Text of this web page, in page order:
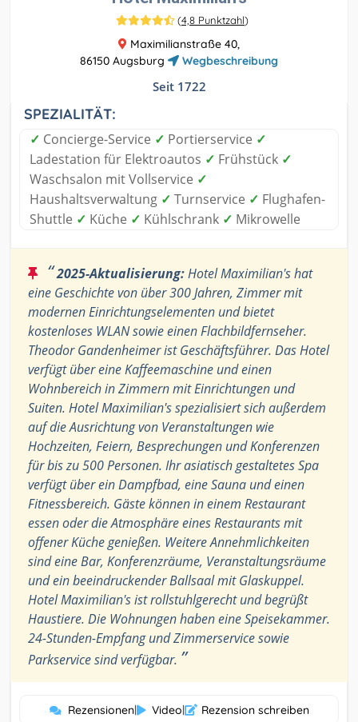
(4,8 Punktzahl)
Maximilianstraße 40,
86150 Augsburg
Wegbeschreibung
Seit 1722
SPEZIALITÄT:
✓ Concierge-Service ✓ Portierservice ✓
Ladestation für Elektroautos ✓ Frühstück ✓
Waschsalon mit Vollservice ✓
Haushaltsverwaltung ✓ Turnservice ✓ Flughafen-
Shuttle ✓ Küche ✓ Kühlschrank ✓ Mikrowelle
“2025-Aktualisierung:Hotel Maximilian's hat
eine Geschichte von über 300 Jahren, Zimmer mit
modernen Einrichtungselementen und bietet
kostenloses WLAN sowie einen Flachbildfernseher.
Theodor Gandenheimer ist Geschäftsführer. Das Hotel
verfügt über eine Kaffeemaschine und einen
Wohnbereich in Zimmern mit Einrichtungen und
Suiten. Hotel Maximilian's spezialisiert sich außerdem
auf die Ausrichtung von Veranstaltungen wie
Hochzeiten, Feiern, Besprechungen und Konferenzen
für bis zu 500 Personen. Ihr asiatisch gestaltetes Spa
verfügt über ein Dampfbad, eine Sauna und einen
Fitnessbereich. Gäste können in einem Restaurant
essen oder die Atmosphäre eines Restaurants mit
offener Küche genießen. Weitere Annehmlichkeiten
sind eine Bar, Konferenzräume, Veranstaltungsräume
und ein beeindruckender Ballsaal mit Glaskuppel.
Hotel Maximilian's ist rollstuhlgerecht und begrüßt
Haustiere. Die Wohnungen haben eine Speisekammer.
24-Stunden-Empfang und Zimmerservice sowie
Parkservice sind verfügbar. ”
Rezensionen| Video| Rezension schreiben